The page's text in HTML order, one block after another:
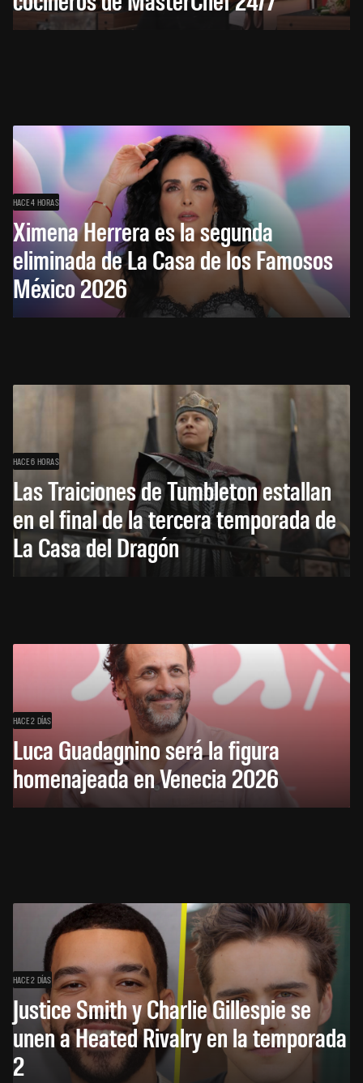
HACE 4 HORAS
Ximena Herrera es la segunda
eliminada de La Casa de los Famosos
México 2026
HACE 6 HORAS
Las Traiciones de Tumbleton estallan
en el final de la tercera temporada de
La Casa del Dragón
HACE 2 DÍAS
Luca Guadagnino será la figura
homenajeada en Venecia 2026
HACE 2 DÍAS
Justice Smith y Charlie Gillespie se
unen a Heated Rivalry en la temporada
2